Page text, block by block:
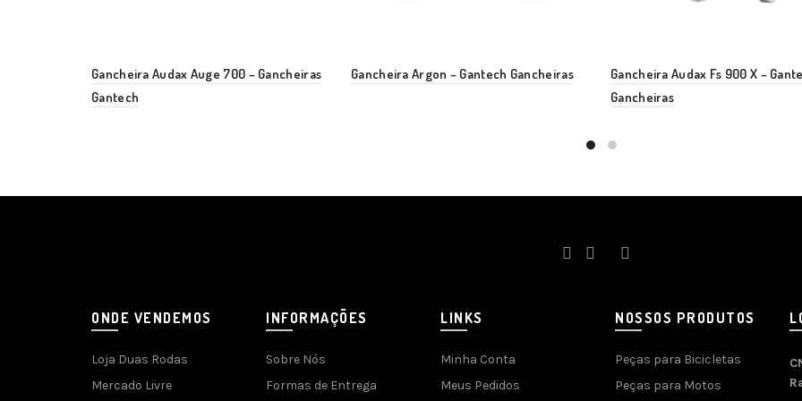
Gancheira Audax Auge 700 – Gancheiras
Gantech
Gancheira Argon – Gantech Gancheiras
Gancheira Audax Fs 900 X –
Gancheiras
ONDE VENDEMOS
Loja Duas Rodas
Mercado Livre
INFORMAÇÕES
Sobre Nós
Formas de Entrega
LINKS
Minha Conta
Meus Pedidos
NOSSOS PRODUTOS
Peças para Bicicletas
Peças para Motos